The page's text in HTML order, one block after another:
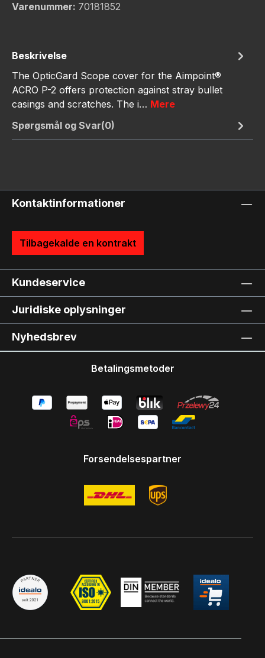
Varenummer: 70181852
Beskrivelse
The OpticGard Scope cover for the Aimpoint®
ACRO P-2 offers protection against stray bullet
casings and scratches. The i… Mere
Spørgsmål og Svar(0)
Kontaktinformationer
Tilbagekalde en kontrakt
Kundeservice
Juridiske oplysninger
Nyhedsbrev
Betalingsmetoder
Forsendelsespartner